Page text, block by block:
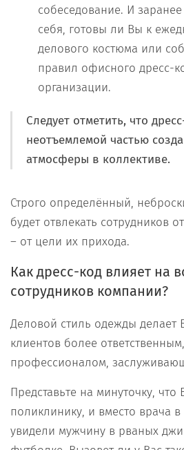
собеседование. И
себя, готовы ли Вы к
делового костюма или
правил офисного дресс-
организации.
Следует отметить, что
неотъемлемой частью
атмосферы в коллективе.
Строго определённый,
будет отвлекать сотрудников
– от цели их прихода.
Как дресс-код влияет на
сотрудников компании?
Деловой стиль одежды делает
клиентов более
профессионалом,
Представьте на минуточку,
поликлинику, и вместо врача
увидели мужчину в рваных